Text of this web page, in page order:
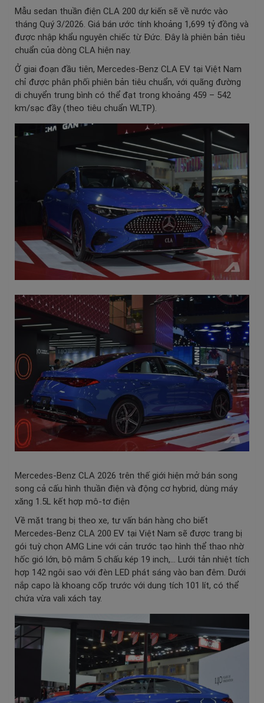
Mẫu sedan thuần điện CLA 200 dự kiến sẽ về nước vào
tháng Quý 3/2026. Giá bán ước tính khoảng 1,699 tỷ đồng và
được nhập khẩu nguyên chiếc từ Đức. Đây là phiên bản tiêu
chuẩn của dòng CLA hiện nay.
Ở giai đoạn đầu tiên, Mercedes-Benz CLA EV tại Việt Nam
chỉ được phân phối phiên bản tiêu chuẩn, với quãng đường
di chuyển trung bình có thể đạt trong khoảng 459 – 542
km/sạc đầy (theo tiêu chuẩn WLTP).
Mercedes-Benz CLA 2026 trên thế giới hiện mở bán song
song cả cấu hình thuần điện và động cơ hybrid, dùng máy
xăng 1.5L kết hợp mô-tơ điện
Về mặt trang bị theo xe, tư vấn bán hàng cho biết
Mercedes-Benz CLA 200 EV tại Việt Nam sẽ được trang bị
gói tuỳ chọn AMG Line với cản trước tạo hình thể thao nhờ
hốc gió lớn, bộ mâm 5 chấu kép 19 inch,… Lưới tản nhiệt tích
hợp 142 ngôi sao với đèn LED phát sáng vào ban đêm. Dưới
nắp capo là khoang cốp trước với dung tích 101 lít, có thể
chứa vừa vali xách tay.